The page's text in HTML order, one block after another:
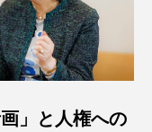
」と人権への